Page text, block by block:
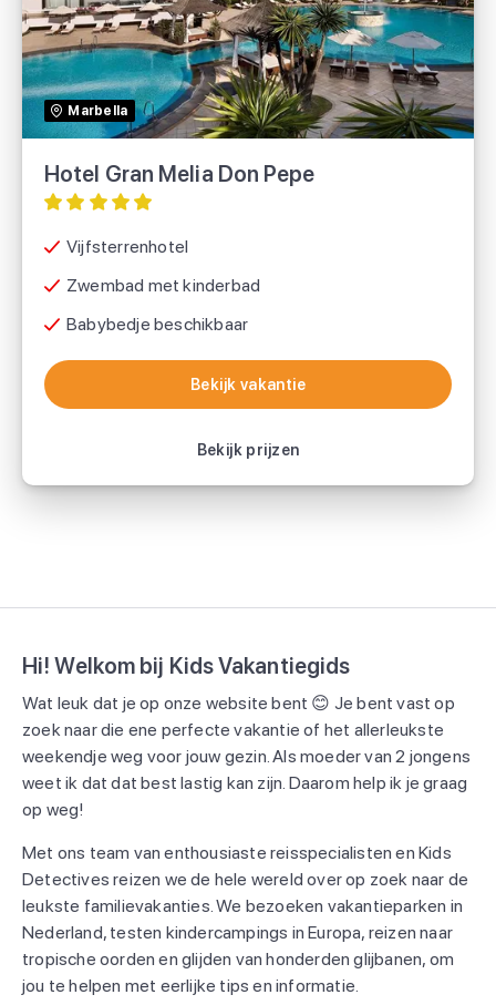
Marbella
Hotel Gran Melia Don Pepe
Vijfsterrenhotel
Zwembad met kinderbad
Babybedje beschikbaar
Bekijk vakantie
Bekijk prijzen
TUI
Bekijk vakantie
Hi! Welkom bij Kids Vakantiegids
Wat leuk dat je op onze website bent 😊 Je bent vast op
zoek naar die ene perfecte vakantie of het allerleukste
weekendje weg voor jouw gezin. Als moeder van 2 jongens
weet ik dat dat best lastig kan zijn. Daarom help ik je graag
op weg!
Met ons team van enthousiaste reisspecialisten en Kids
Detectives reizen we de hele wereld over op zoek naar de
leukste familievakanties. We bezoeken vakantieparken in
Nederland, testen kindercampings in Europa, reizen naar
tropische oorden en glijden van honderden glijbanen, om
jou te helpen met eerlijke tips en informatie.